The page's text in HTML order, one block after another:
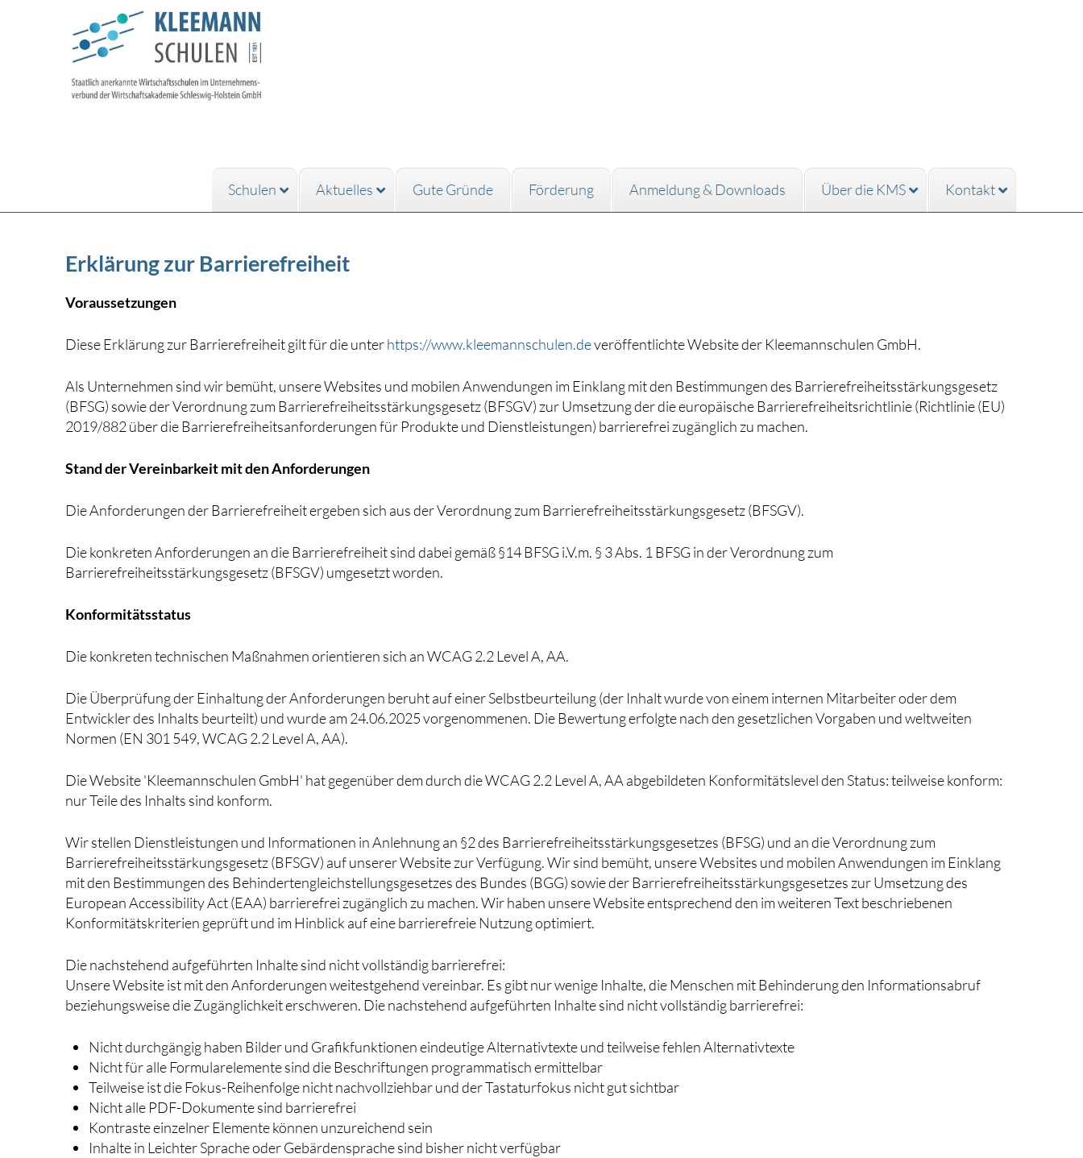
Schulen Aktuelles Gute Gründe Förderung Anmeldung & Downloads Über die KMS Kontakt
Erklärung zur Barrierefreiheit
Voraussetzungen
Diese Erklärung zur Barrierefreiheit gilt für die unterhttps://www.kleemannschulen.deveröffentlichte Website der Kleemannschulen GmbH.
Als Unternehmen sind wir bemüht, unsere Websites und mobilen Anwendungen im Einklang mit den Bestimmungen des Barrierefreiheitsstärkungsgesetz
(BFSG) sowie der Verordnung zum Barrierefreiheitsstärkungsgesetz (BFSGV) zur Umsetzung der die europäische Barrierefreiheitsrichtlinie (Richtlinie (EU)
2019/882 über die Barrierefreiheitsanforderungen für Produkte und Dienstleistungen) barrierefrei zugänglich zu machen.
Stand der Vereinbarkeit mit den Anforderungen
Die Anforderungen der Barrierefreiheit ergeben sich aus der Verordnung zum Barrierefreiheitsstärkungsgesetz (BFSGV).
Die konkreten Anforderungen an die Barrierefreiheit sind dabei gemäß §14 BFSG i.V.m. § 3 Abs. 1 BFSG in der Verordnung zum
Barrierefreiheitsstärkungsgesetz (BFSGV) umgesetzt worden.
Konformitätsstatus
Die konkreten technischen Maßnahmen orientieren sich an WCAG 2.2 Level A, AA.
Die Überprüfung der Einhaltung der Anforderungen beruht auf einer Selbstbeurteilung (der Inhalt wurde von einem internen Mitarbeiter oder dem
Entwickler des Inhalts beurteilt) und wurde am 24.06.2025 vorgenommenen. Die Bewertung erfolgte nach den gesetzlichen Vorgaben und weltweiten
Normen (EN 301 549, WCAG 2.2 Level A, AA).
Die Website 'Kleemannschulen GmbH' hat gegenüber dem durch die WCAG 2.2 Level A, AA abgebildeten Konformitätslevel den Status: teilweise konform:
nur Teile des Inhalts sind konform.
Wir stellen Dienstleistungen und Informationen in Anlehnung an §2 des Barrierefreiheitsstärkungsgesetzes (BFSG) und an die Verordnung zum
Barrierefreiheitsstärkungsgesetz (BFSGV) auf unserer Website zur Verfügung. Wir sind bemüht, unsere Websites und mobilen Anwendungen im Einklang
mit den Bestimmungen des Behindertengleichstellungsgesetzes des Bundes (BGG) sowie der Barrierefreiheitsstärkungsgesetzes zur Umsetzung des
European Accessibility Act (EAA) barrierefrei zugänglich zu machen. Wir haben unsere Website entsprechend den im weiteren Text beschriebenen
Konformitätskriterien geprüft und im Hinblick auf eine barrierefreie Nutzung optimiert.
Die nachstehend aufgeführten Inhalte sind nicht vollständig barrierefrei:
Unsere Website ist mit den Anforderungen weitestgehend vereinbar. Es gibt nur wenige Inhalte, die Menschen mit Behinderung den Informationsabruf
beziehungsweise die Zugänglichkeit erschweren. Die nachstehend aufgeführten Inhalte sind nicht vollständig barrierefrei:
Nicht durchgängig haben Bilder und Grafikfunktionen eindeutige Alternativtexte und teilweise fehlen Alternativtexte
Nicht für alle Formularelemente sind die Beschriftungen programmatisch ermittelbar
Teilweise ist die Fokus-Reihenfolge nicht nachvollziehbar und der Tastaturfokus nicht gut sichtbar
Nicht alle PDF-Dokumente sind barrierefrei
Kontraste einzelner Elemente können unzureichend sein
Inhalte in Leichter Sprache oder Gebärdensprache sind bisher nicht verfügbar